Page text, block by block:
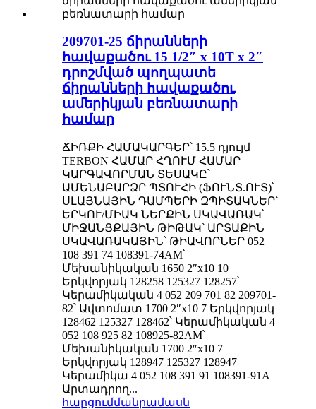
209701-25 ճիրանների
հավաքածու 15 1/2″ x 10T x 2″
դրոշմված պողպատե
ճիրանների հավաքածու
ամերիկյան բեռնատարի
համար
ՃԻՌՔԻ ՀԱՄԱԿԱՐԳԵՐ՝ 15.5 դյույմ
TERBON ՀԱՄԱՐ ՀՂՈՒՄ ՀԱՄԱՐ
ԿԱՐԳԱՎՈՐՄԱՆ ՏԵՍԱԿԸ՝
ԱՄԵՆԱԲԱՐՁՐ ՊՏՈՒՀԻ (ՖՈՒՆՏ.ՈՒՏ)՝
ՍԼԱՅՆԱՅԻՆ ԴԱՄՊԵՐԻ ԶՊԻՏԱԿՆԵՐ՝
ԵՐԿՈՒ/ՄԻԱԿ ՆԵՐՔԻՆ ՍԿԱՎԱՌԱԿ՝
ՄԻՋԱՆՑՔԱՅԻՆ ԹԻԹԱԿ՝ ԱՐՏԱՔԻՆ
ՍԿԱՎԱՌԱԿԱՅԻՆ՝ ԹԻԱՎՈՐՆԵՐ 052
108 391 74 108391-74AM՝
Մեխանիկական 1650 2″x10 10
Երկվորյակ 128258 125327 128257՝
Կերամիկական 4 052 209 701 82 209701-
82՝ Ավտոմատ 1700 2″x10 7 Երկվորյակ
128462 125327 128462՝ Կերամիկական 4
052 108 925 82 108925-82AM՝
Մեխանիկական 1700 2″x10 7
Երկվորյակ 128947 125327 128947
Կերամիկա 4 052 108 391 91 108391-91A
Արտադրող...
հարցումմանրամասն